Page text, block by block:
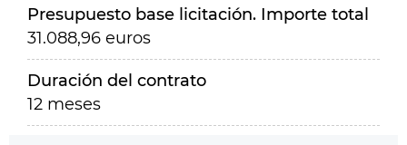
Presupuesto base licitación. Importe total
31.088,96 euros
Duración del contrato
12 meses